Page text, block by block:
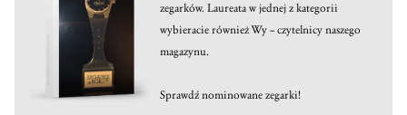
zegarków. Laureata w jednej z kategorii
wybieracie również Wy – czytelnicy naszego
magazynu.
Sprawdź nominowane zegarki!